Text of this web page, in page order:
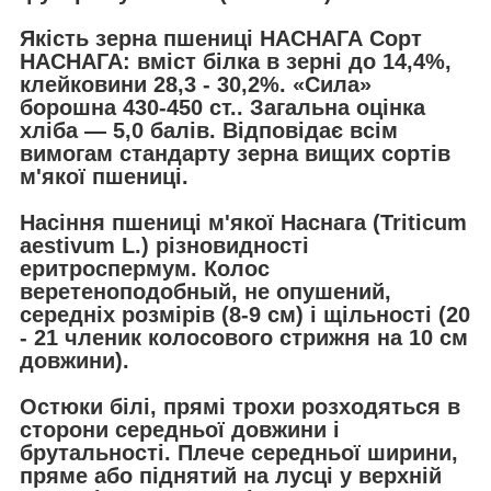
Якість зерна пшениці НАСНАГА Сорт
НАСНАГА: вміст білка в зерні до 14,4%,
клейковини 28,3 - 30,2%. «Сила»
борошна 430-450 ст.. Загальна оцінка
хліба — 5,0 балів. Відповідає всім
вимогам стандарту зерна вищих сортів
м'якої пшениці.
Насіння пшениці м'якої Наснага (Triticum
aestivum L.) різновидності
еритроспермум. Колос
веретеноподобный, не опушений,
середніх розмірів (8-9 см) і щільності (20
- 21 членик колосового стрижня на 10 см
довжини).
Остюки білі, прямі трохи розходяться в
сторони середньої довжини і
брутальності. Плече середньої ширини,
пряме або піднятий на лусці у верхній